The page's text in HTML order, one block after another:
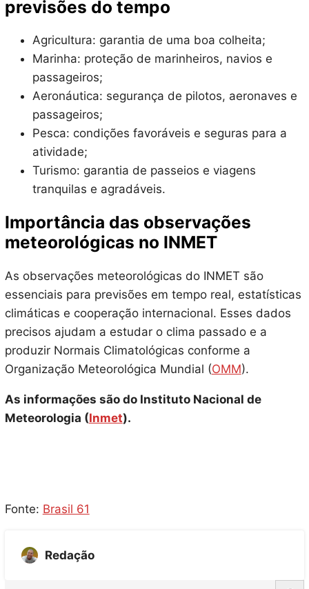
previsões do tempo
Agricultura: garantia de uma boa colheita;
Marinha: proteção de marinheiros, navios e
passageiros;
Aeronáutica: segurança de pilotos, aeronaves e
passageiros;
Pesca: condições favoráveis e seguras para a
atividade;
Turismo: garantia de passeios e viagens
tranquilas e agradáveis.
Importância das observações
meteorológicas no INMET
As observações meteorológicas do INMET são
essenciais para previsões em tempo real, estatísticas
climáticas e cooperação internacional. Esses dados
precisos ajudam a estudar o clima passado e a
produzir Normais Climatológicas conforme a
Organização Meteorológica Mundial (OMM).
As informações são do Instituto Nacional de
Meteorologia (Inmet).
Fonte: Brasil 61
Redação